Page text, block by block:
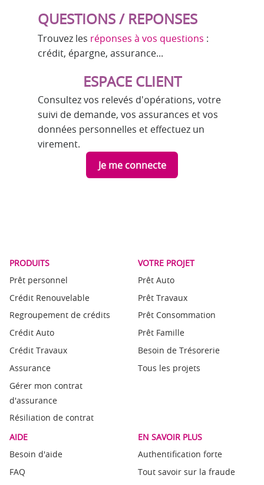
QUESTIONS / REPONSES
Trouvez les réponses à vos questions :
crédit, épargne, assurance...
ESPACE CLIENT
Consultez vos relevés d'opérations, votre
suivi de demande, vos assurances et vos
données personnelles et effectuez un
virement.
Je me connecte
PRODUITS
Prêt personnel
Crédit Renouvelable
Regroupement de crédits
Crédit Auto
Crédit Travaux
Assurance
Gérer mon contrat
d'assurance
Résiliation de contrat
VOTRE PROJET
Prêt Auto
Prêt Travaux
Prêt Consommation
Prêt Famille
Besoin de Trésorerie
Tous les projets
AIDE
Besoin d'aide
FAQ
EN SAVOIR PLUS
Authentification forte
Tout savoir sur la fraude